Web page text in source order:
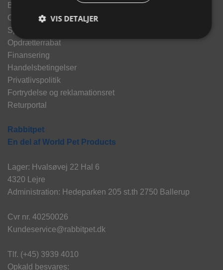
Brand
Om os
Sponsorater
Opdrætterrabat
Finansering
Handelsbetingelser
Privatlivspolitik
Fortrydelse og reklamationsret
Returportal
Rabbitpet
En del af World Pet Products
Lager: Hvalsøvej 22 Hal 6
4320 Lejre
Administration: Hedeparken 205 st.th 2750 Ballerup
Cvr nr. 40250026
Kundeservice@rabbitpet.dk
Tlf. (+45) 3939 4010
Opkald besvares:
VIS DETALJER